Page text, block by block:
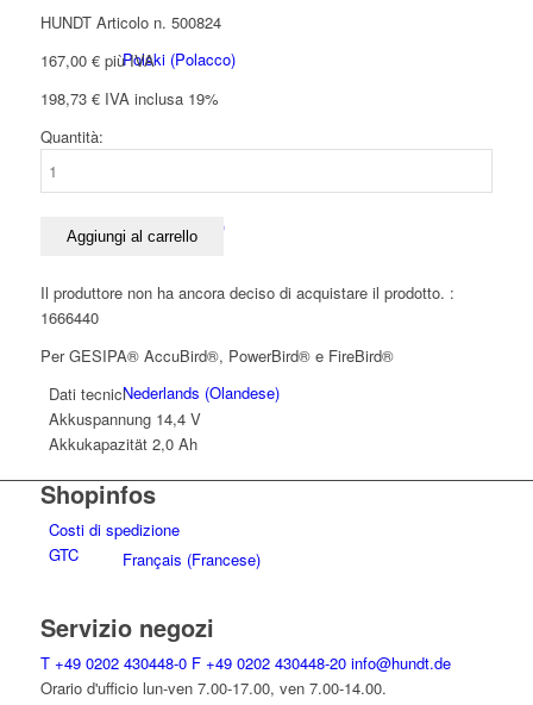
Polski(Polacco)
Čeština (Ceco )
Nederlands (Olandese)
Français (Francese)
HUNDT Articolo n. 500824
167,00 €più IVA
198,73 €IVA inclusa 19%
Quantità:
cambio
14,4V
2,0
quantità
Aggiungi al carrello
Il produttore non ha ancora deciso di acquistare il prodotto. :
1666440
Per GESIPA® AccuBird®, PowerBird® e FireBird®
Dati tecnici
Akkuspannung 14,4 V
Akkukapazität 2,0 Ah
Shopinfos
Costi di spedizione
GTC
Servizio negozi
T +49 0202 430448-0 F +49 0202 430448-20 info@hundt.de
Orario d'ufficio lun-ven 7.00-17.00, ven 7.00-14.00.